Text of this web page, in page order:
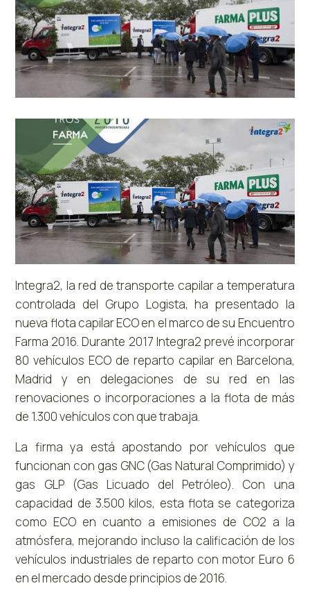
Integra2, la red de transporte capilar a temperatura
controlada del Grupo Logista, ha presentado la
nueva flota capilar ECO en el marco de su Encuentro
Farma 2016. Durante 2017 Integra2 prevé incorporar
80 vehículos ECO de reparto capilar en Barcelona,
Madrid y en delegaciones de su red en las
renovaciones o incorporaciones a la flota de más
de 1.300 vehículos con que trabaja.
La firma ya está apostando por vehículos que
funcionan con gas GNC (Gas Natural Comprimido) y
gas GLP (Gas Licuado del Petróleo). Con una
capacidad de 3.500 kilos, esta flota se categoriza
como ECO en cuanto a emisiones de CO2 a la
atmósfera, mejorando incluso la calificación de los
vehículos industriales de reparto con motor Euro 6
en el mercado desde principios de 2016.